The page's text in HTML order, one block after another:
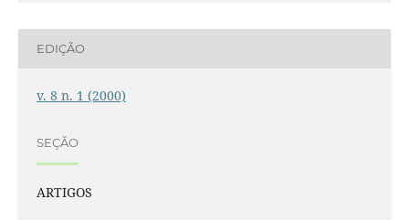
EDIÇÃO
v. 8 n. 1 (2000)
SEÇÃO
ARTIGOS